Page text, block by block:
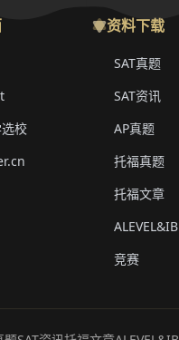
校
资料下载
SAT真题
SAT资讯
AP真题
托福真题
托福文章
ALEVEL&IB
竞赛